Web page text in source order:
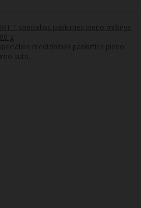
1 specialios paskirties pieno mišinys
g
medicininės paskirties pieno
sutri..